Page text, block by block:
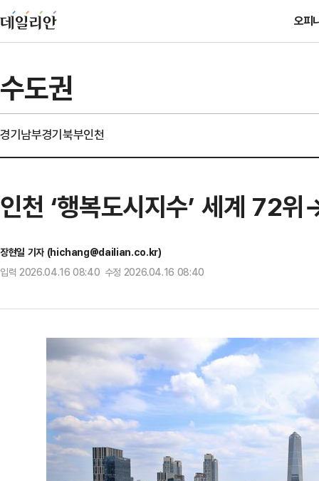
오피
수도권
경기남부경기북부인천
인천 ‘행복도시지수’ 세계 72
장현일 기자 (hichang@dailian.co.kr)
입력 2026.04.16 08:40 수정 2026.04.16 08:40